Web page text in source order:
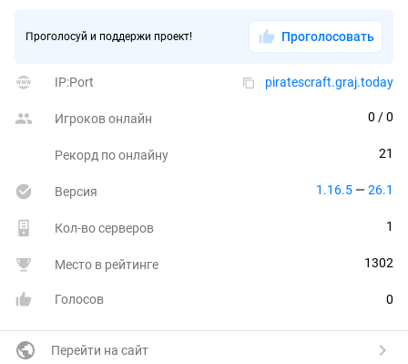
Проголосуй и поддержи проект! Проголосовать
IP:Port piratescraft.graj.today
Игроков онлайн 0 / 0
Рекорд по онлайну 21
Версия 1.16.5 — 26.1
Кол-во серверов 1
Место в рейтинге 1302
Голосов 0
Перейти на сайт